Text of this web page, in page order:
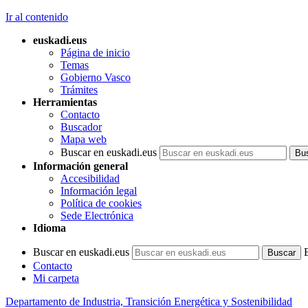
Ir al contenido
euskadi.eus
Página de inicio
Temas
Gobierno Vasco
Trámites
Herramientas
Contacto
Buscador
Mapa web
Buscar en euskadi.eus
Información general
Accesibilidad
Información legal
Política de cookies
Sede Electrónica
Idioma
Buscar en euskadi.eus
Contacto
Mi carpeta
Departamento de Industria, Transición Energética y Sostenibilidad